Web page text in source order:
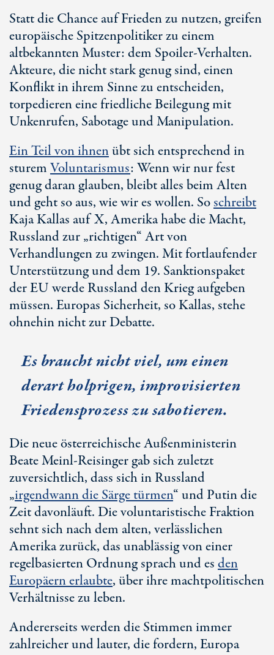
Statt die Chance auf Frieden zu nutzen, greifen
europäische Spitzenpolitiker zu einem
altbekannten Muster: dem Spoiler-Verhalten.
Akteure, die nicht stark genug sind, einen
Konflikt in ihrem Sinne zu entscheiden,
torpedieren eine friedliche Beilegung mit
Unkenrufen, Sabotage und Manipulation.
Ein Teil von ihnenübt sich entsprechend in
sturemVoluntarismus: Wenn wir nur fest
genug daran glauben, bleibt alles beim Alten
und geht so aus, wie wir es wollen. Soschreibt
Kaja Kallas auf X, Amerika habe die Macht,
Russland zur „richtigen“ Art von
Verhandlungen zu zwingen. Mit fortlaufender
Unterstützung und dem 19. Sanktionspaket
der EU werde Russland den Krieg aufgeben
müssen. Europas Sicherheit, so Kallas, stehe
ohnehin nicht zur Debatte.
Es braucht nicht viel, um einen
derart holprigen, improvisierten
Friedensprozess zu sabotieren.
Die neue österreichische Außenministerin
Beate Meinl-Reisinger gab sich zuletzt
zuversichtlich, dass sich in Russland
„irgendwann die Särge türmen“ und Putin die
Zeit davonläuft. Die voluntaristische Fraktion
sehnt sich nach dem alten, verlässlichen
Amerika zurück, das unablässig von einer
regelbasierten Ordnung sprach und esden
Europäern erlaubte, über ihre machtpolitischen
Verhältnisse zu leben.
Andererseits werden die Stimmen immer
zahlreicher und lauter, die fordern, Europa